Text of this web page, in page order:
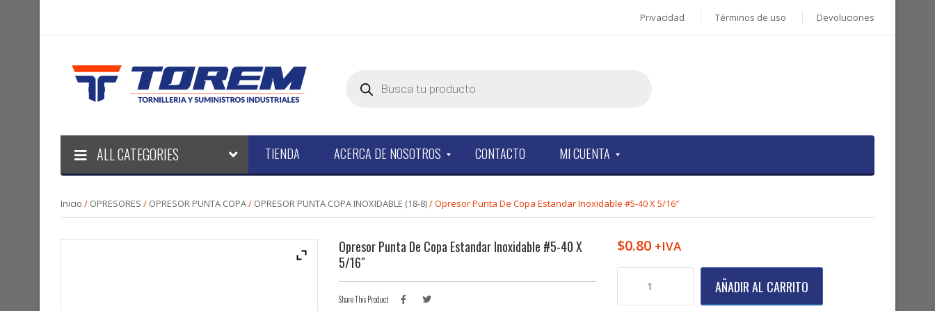
Privacidad Términos de uso Devoluciones
search
ALL CATEGORIES TIENDA ACERCA DE NOSOTROS CONTACTO MI CUENTA
Inicio / OPRESORES / OPRESOR PUNTA COPA/ OPRESOR PUNTA COPA INOXIDABLE (18-8)/ Opresor Punta De Copa Estandar Inoxidable #5-40 X 5/16″
Opresor Punta De Copa Estandar Inoxidable #5-40 X
5/16″
Share This Product
$0.80 +IVA
AÑADIR AL CARRITO